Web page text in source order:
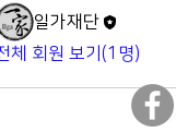
일가재단
체 회원 보기(1명)